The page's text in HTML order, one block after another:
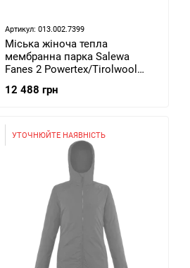
Артикул: 013.002.7399
Міська жіноча тепла
мембранна парка Salewa
Fanes 2 Powertex/Tirolwool
(4053865918535)
12 488 грн
УТОЧНЮЙТЕ НАЯВНІСТЬ